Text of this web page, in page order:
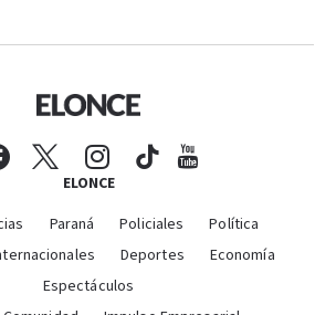
ELONCE
Paraná Policiales
Política
Deportes
Economía
Espectáculos